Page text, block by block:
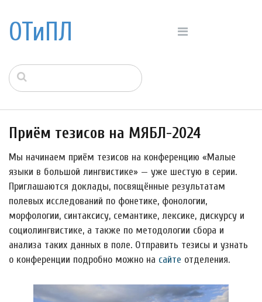
ОТиПЛ
Приём тезисов на МЯБЛ-2024
Мы начинаем приём тезисов на конференцию «Малые
языки в большой лингвистике» — уже шестую в серии.
Приглашаются доклады, посвящённые результатам
полевых исследований по фонетике, фонологии,
морфологии, синтаксису, семантике, лексике, дискурсу и
социолингвистике, а также по методологии сбора и
анализа таких данных в поле. Отправить тезисы и узнать
о конференции подробно можно на сайте отделения.